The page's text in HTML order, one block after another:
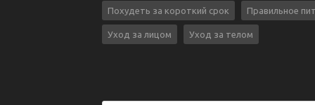
Похудеть за короткий срок Правильное
Уход за лицом Уход за телом